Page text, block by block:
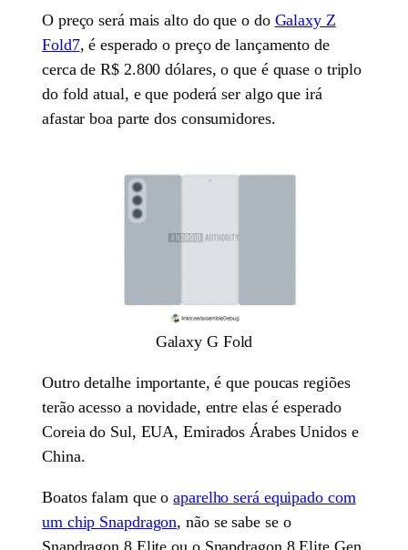
O preço será mais alto do que o do Galaxy Z
Fold7, é esperado o preço de lançamento de
cerca de R$ 2.800 dólares, o que é quase o triplo
do fold atual, e que poderá ser algo que irá
afastar boa parte dos consumidores.
Galaxy G Fold
Outro detalhe importante, é que poucas regiões
terão acesso a novidade, entre elas é esperado
Coreia do Sul, EUA, Emirados Árabes Unidos e
China.
Boatos falam que oaparelho será equipado com
um chip Snapdragon, não se sabe se o
Snapdragon 8 Elite ou o Snapdragon 8 Elite Gen